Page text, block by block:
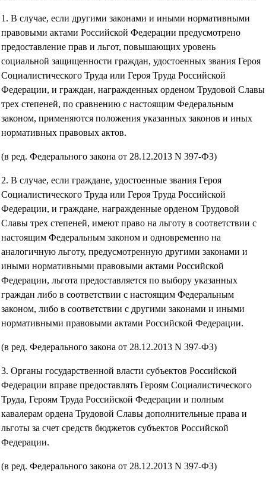
1. В случае, если другими законами и иными нормативными
правовыми актами Российской Федерации предусмотрено
предоставление прав и льгот, повышающих уровень
социальной защищенности граждан, удостоенных звания Героя
Социалистического Труда или Героя Труда Российской
Федерации, и граждан, награжденных орденом Трудовой Славы
трех степеней, по сравнению с настоящим Федеральным
законом, применяются положения указанных законов и иных
нормативных правовых актов.
(в ред. Федерального закона от 28.12.2013 N 397-ФЗ)
2. В случае, если граждане, удостоенные звания Героя
Социалистического Труда или Героя Труда Российской
Федерации, и граждане, награжденные орденом Трудовой
Славы трех степеней, имеют право на льготу в соответствии с
настоящим Федеральным законом и одновременно на
аналогичную льготу, предусмотренную другими законами и
иными нормативными правовыми актами Российской
Федерации, льгота предоставляется по выбору указанных
граждан либо в соответствии с настоящим Федеральным
законом, либо в соответствии с другими законами и иными
нормативными правовыми актами Российской Федерации.
(в ред. Федерального закона от 28.12.2013 N 397-ФЗ)
3. Органы государственной власти субъектов Российской
Федерации вправе предоставлять Героям Социалистического
Труда, Героям Труда Российской Федерации и полным
кавалерам ордена Трудовой Славы дополнительные права и
льготы за счет средств бюджетов субъектов Российской
Федерации.
(в ред. Федерального закона от 28.12.2013 N 397-ФЗ)